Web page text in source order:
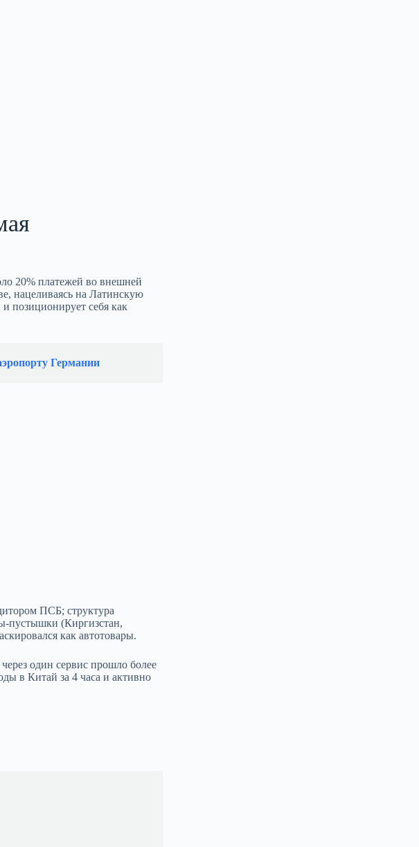
20% платежей во внешней
нацеливаясь на Латинскую
позиционирует себя как
Германии
ПСБ; структура
пустышки (Киргизстан,
как автотовары.
один сервис прошло более
в Китай за 4 часа и активно